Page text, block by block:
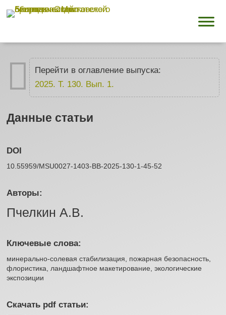

Перейти в оглавление выпуска:
2025. Т. 130. Вып. 1.
Данные статьи
DOI
10.55959/MSU0027-1403-BB-2025-130-1-45-52
Авторы:
Пчелкин А.В.
Ключевые слова:
минерально-солевая стабилизация, пожарная безопасность,
флористика, ландшафтное макетирование, экологические
экспозиции
Скачать pdf статьи: